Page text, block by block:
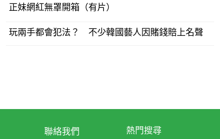
正妹網紅無罩開箱（有片）
玩兩手都會犯法？ 不少韓國藝人因賭錢賠上名聲
聯絡我們
熱門搜尋